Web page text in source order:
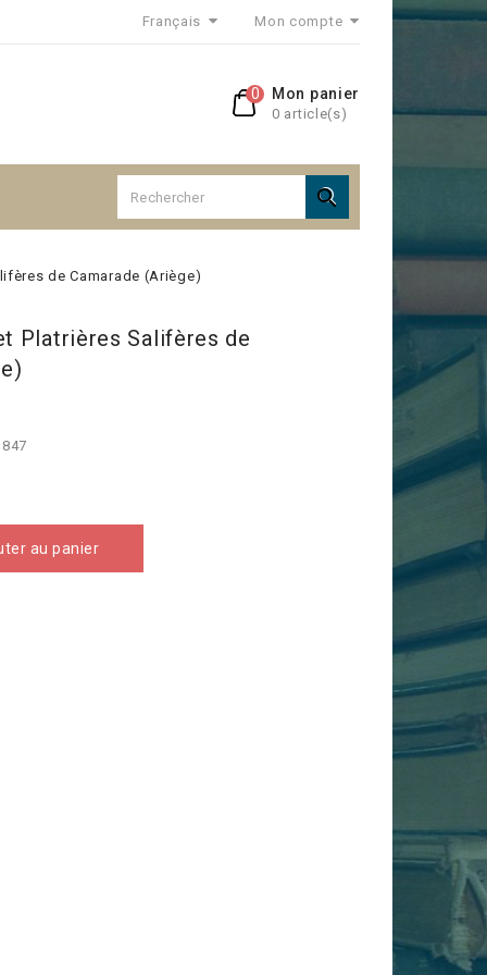
Français Mon compte
Mon panier
0 article(s)
0

de Camarade (Ariège)
Platrières Salifères de
au panier